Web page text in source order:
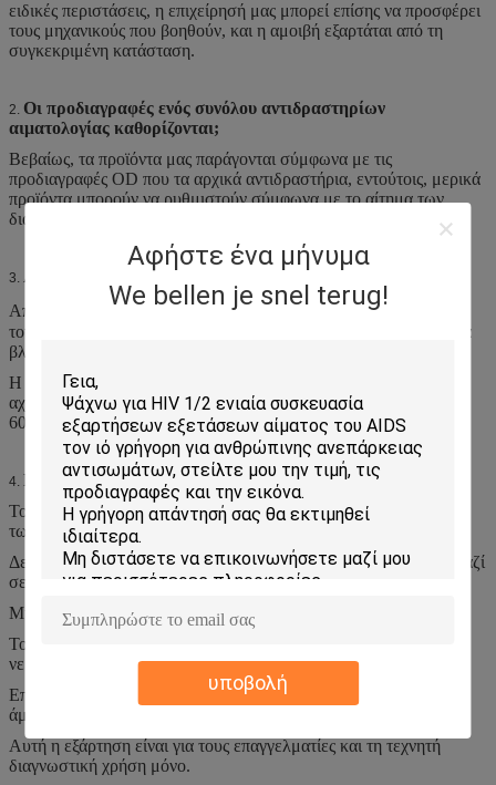
Αφήστε ένα μήνυμα
We bellen je snel terug!
υποβολή
ειδικές περιστάσεις, η επιχείρησή μας μπορεί επίσης να προσφέρει
τους μηχανικούς που βοηθούν, και η αμοιβή εξαρτάται από τη
συγκεκριμένη κατάσταση.
2. Οι προδιαγραφές ενός συνόλου αντιδραστηρίων
αιματολογίας καθορίζονται;
Βεβαίως, τα προϊόντα μας παράγονται σύμφωνα με τις
προδιαγραφές OD που τα αρχικά αντιδραστήρια, εντούτοις, μερικά
προϊόντα μπορούν να ρυθμιστούν σύμφωνα με το αίτημα των
διαφορετικών πελατών.
3. ΑΠΟΘΗΚΕΥΣΗ
Αποθηκεύστε το προϊόν σε 2-35℃ σε μια χωρίς σκόνη θέση με
τον καλό εξαερισμό. Η θερμοκρασία έξω από τη σειρά μπορεί να
βλάψει το προϊόν.
Η ανοικτή ζωή φιαλιδίων του προϊόντος είναι 60 ημέρες. Τα
αχρησιμοποίητα αντιδραστήρια πρέπει να απορριφθούν μετά από
60 ημέρες. Μην αναμίξτε το υπόλοιπο με ένα νέο χαρτοκιβώτιο.
4. ΠΡΟΦΥΛΑΞΕΙΣ
Το η επαναδιακρίβωση συστήνεται κατά αλλαγή της προέλευσης
των αντιδραστηρίων.
Δεν συστήνεται τα διαφορετικά εμπορικά σήματα των λύσεων μαζί
σε μια μονάδα της συσκευής ανάλυσης.
Μην λάβετε. Αποφύγετε την επαφή με το δέρμα και τα μάτια.
Το δέρμα έρχεται σε επαφή με: Ξεπλύντε με την αφθονία του
νερού.
Επαφή ματιών: Ξεπλύντε με την αφθονία του νερού. Λάβετε την
άμεση ιατρική παρακολούθηση.
Αυτή η εξάρτηση είναι για τους επαγγελματίες και τη τεχνητή
διαγνωστική χρήση μόνο.